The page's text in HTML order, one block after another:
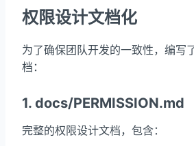
权限设计文档化
为了确保团队开发的一致性，编写
档：
1. docs/PERMISSION.md
完整的权限设计文档，包含：